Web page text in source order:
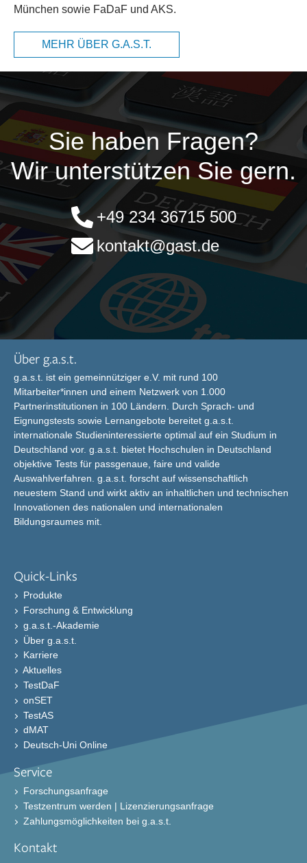
München sowie FaDaF und AKS.
MEHR ÜBER G.A.S.T.
Sie haben Fragen?
Wir unterstützen Sie gern.
+49 234 36715 500
kontakt@gast.de
Über g.a.s.t.
g.a.s.t. ist ein gemeinnütziger e.V. mit rund 100
Mitarbeiter*innen und einem Netzwerk von 1.000
Partnerinstitutionen in 100 Ländern. Durch Sprach- und
Eignungstests sowie Lernangebote bereitet g.a.s.t.
internationale Studieninteressierte optimal auf ein Studium in
Deutschland vor. g.a.s.t. bietet Hochschulen in Deutschland
objektive Tests für passgenaue, faire und valide
Auswahlverfahren. g.a.s.t. forscht auf wissenschaftlich
neuestem Stand und wirkt aktiv an inhaltlichen und technischen
Innovationen des nationalen und internationalen
Bildungsraumes mit.
Quick-Links
Produkte
Forschung & Entwicklung
g.a.s.t.-Akademie
Über g.a.s.t.
Karriere
Aktuelles
TestDaF
onSET
TestAS
dMAT
Deutsch-Uni Online
Service
Forschungsanfrage
Testzentrum werden | Lizenzierungsanfrage
Zahlungsmöglichkeiten bei g.a.s.t.
Kontakt